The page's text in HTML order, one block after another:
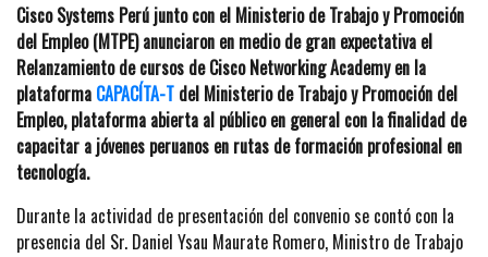
Cisco Systems Perú junto con el Ministerio de Trabajo y Promoción
del Empleo (MTPE) anunciaron en medio de gran expectativa el
Relanzamiento de cursos de Cisco Networking Academy en la
plataforma CAPACÍTA-T del Ministerio de Trabajo y Promoción del
Empleo, plataforma abierta al público en general con la finalidad de
capacitar a jóvenes peruanos en rutas de formación profesional en
tecnología.
Durante la actividad de presentación del convenio se contó con la
presencia del Sr. Daniel Ysau Maurate Romero, Ministro de Trabajo